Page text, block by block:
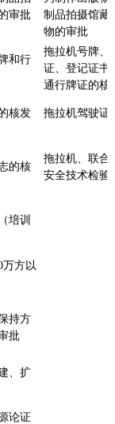
审批
制品拍摄馆藏
物的审批
和行
拖拉机号牌、
证、登记证书
通行牌证的
核发 拖拉机驾驶证
的核
拖拉机、联合
安全技术检验
培训
万方以
持方
审批
、扩
论证